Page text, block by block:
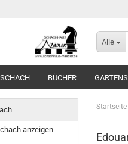
Alle
BÜCHER
Startseite
anzeigen